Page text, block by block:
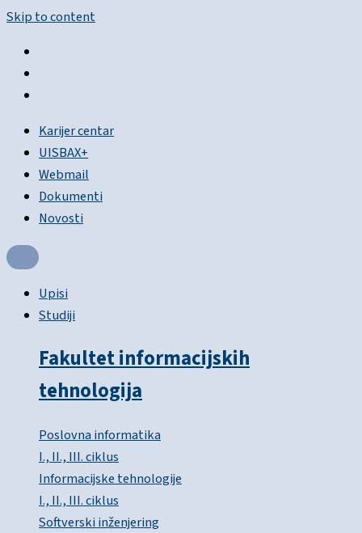
Skip to content
Karijer centar
UISBAX+
Webmail
Dokumenti
Novosti
Upisi
Studiji
Fakultet informacijskih
tehnologija
Poslovna informatika
I., II., III. ciklus
Informacijske tehnologije
I., II., III. ciklus
Softverski inženjering